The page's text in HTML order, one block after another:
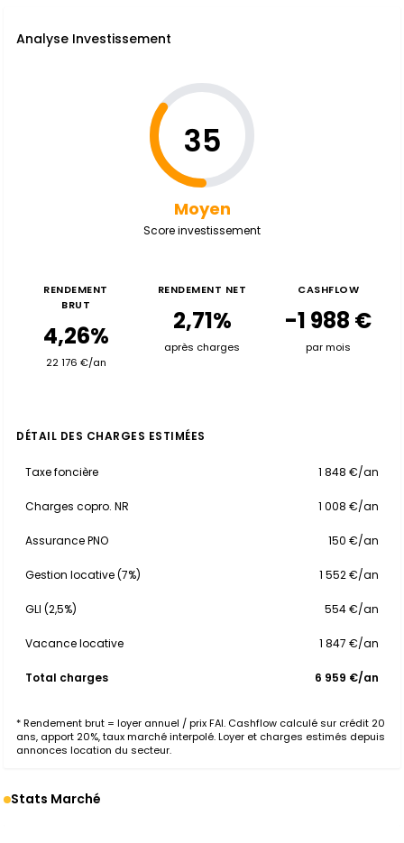
Analyse Investissement
35
Moyen
Score investissement
RENDEMENT
BRUT
4,26%
22 176 €/an
RENDEMENT NET
2,71%
après charges
CASHFLOW
-1 988 €
par mois
DÉTAIL DES CHARGES ESTIMÉES
Taxe foncière 1 848 €/an
Charges copro. NR 1 008 €/an
Assurance PNO 150 €/an
Gestion locative (7%) 1 552 €/an
GLI (2,5%) 554 €/an
Vacance locative 1 847 €/an
Total charges 6 959 €/an
* Rendement brut = loyer annuel / prix FAI. Cashflow calculé sur crédit 20
ans, apport 20%, taux marché interpolé. Loyer et charges estimés depuis
annonces location du secteur.
Stats Marché